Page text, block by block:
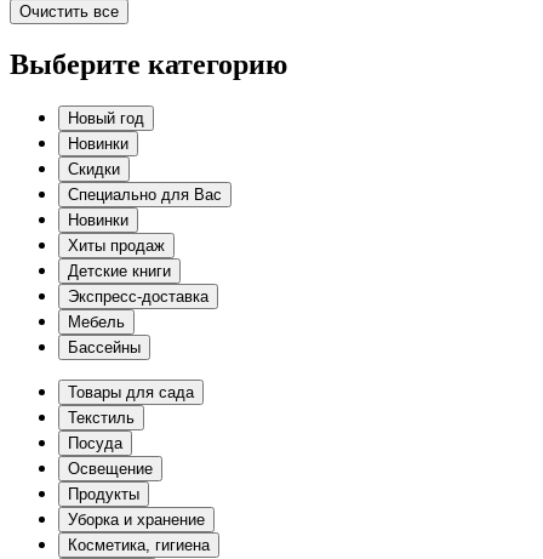
Очистить все
Выберите категорию
Новый год
Новинки
Скидки
Специально для Вас
Новинки
Хиты продаж
Детские книги
Экспресс-доставка
Мебель
Бассейны
Товары для сада
Текстиль
Посуда
Освещение
Продукты
Уборка и хранение
Косметика, гигиена